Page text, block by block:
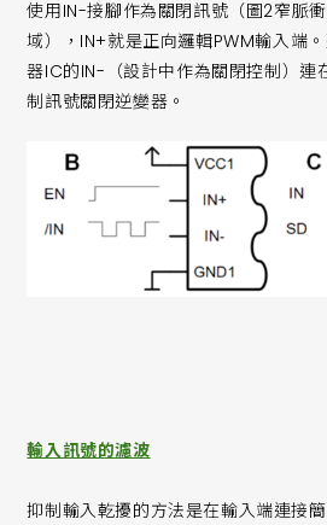
使用IN-接腳作為關閉訊號（圖2窄脈
域），IN+就是正向邏輯PWM輸入端
器IC的IN-（設計中作為關閉控制）連
制訊號關閉逆變器。
輸入訊號的濾波
抑制輸入乾擾的方法是在輸入端連接